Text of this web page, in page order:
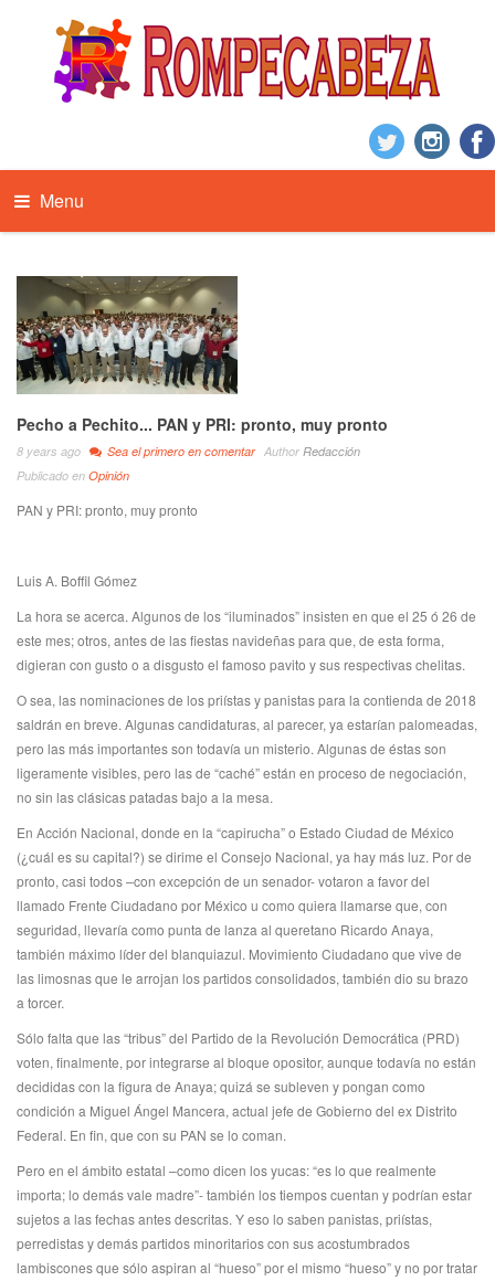
Menu
Pecho a Pechito... PAN y PRI: pronto, muy pronto
8 years ago Sea el primero en comentar Author Redacción
Publicado en Opinión
PAN y PRI: pronto, muy pronto
Luis A. Boffil Gómez
La hora se acerca. Algunos de los “iluminados” insisten en que el 25 ó 26 de
este mes; otros, antes de las fiestas navideñas para que, de esta forma,
digieran con gusto o a disgusto el famoso pavito y sus respectivas chelitas.
O sea, las nominaciones de los priístas y panistas para la contienda de 2018
saldrán en breve. Algunas candidaturas, al parecer, ya estarían palomeadas,
pero las más importantes son todavía un misterio. Algunas de éstas son
ligeramente visibles, pero las de “caché” están en proceso de negociación,
no sin las clásicas patadas bajo a la mesa.
En Acción Nacional, donde en la “capirucha” o Estado Ciudad de México
(¿cuál es su capital?) se dirime el Consejo Nacional, ya hay más luz. Por de
pronto, casi todos –con excepción de un senador- votaron a favor del
llamado Frente Ciudadano por México u como quiera llamarse que, con
seguridad, llevaría como punta de lanza al queretano Ricardo Anaya,
también máximo líder del blanquiazul. Movimiento Ciudadano que vive de
las limosnas que le arrojan los partidos consolidados, también dio su brazo
a torcer.
Sólo falta que las “tribus” del Partido de la Revolución Democrática (PRD)
voten, finalmente, por integrarse al bloque opositor, aunque todavía no están
decididas con la figura de Anaya; quizá se subleven y pongan como
condición a Miguel Ángel Mancera, actual jefe de Gobierno del ex Distrito
Federal. En fin, que con su PAN se lo coman.
Pero en el ámbito estatal –como dicen los yucas: “es lo que realmente
importa; lo demás vale madre”- también los tiempos cuentan y podrían estar
sujetos a las fechas antes descritas. Y eso lo saben panistas, priístas,
perredistas y demás partidos minoritarios con sus acostumbrados
lambiscones que sólo aspiran al “hueso” por el mismo “hueso” y no por tratar